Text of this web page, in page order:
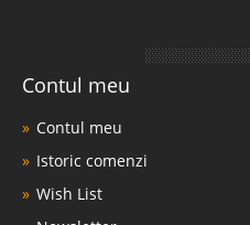
Contul meu
Contul meu
Istoric comenzi
Wish List